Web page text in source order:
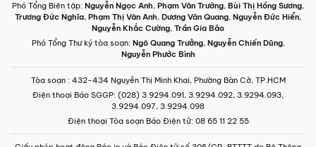
Phó Tổng Biên tập: Nguyễn Ngọc Anh, Phạm Văn Trường, Bùi Thị Hồng Sương,
Trương Đức Nghĩa, Phạm Thị Vân Anh, Dương Văn Quang, Nguyễn Đức Hiển,
Nguyễn Khắc Cường, Trần Gia Bảo
Phó Tổng Thư ký tòa soạn: Ngô Quang Trưởng, Nguyễn Chiến Dũng,
Nguyễn Phước Bình
Tòa soạn : 432-434 Nguyễn Thị Minh Khai, Phường Bàn Cờ, TP.HCM
Điện thoại Báo SGGP: (028) 3.9294.091, 3.9294.092, 3.9294.093,
3.9294.097, 3.9294.098
Điện thoại Tòa soạn Báo Điện tử: 08 65 11 22 55